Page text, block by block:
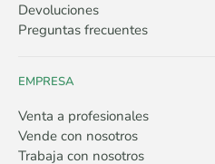
Devoluciones
Preguntas frecuentes
EMPRESA
Venta a profesionales
Vende con nosotros
Trabaja con nosotros